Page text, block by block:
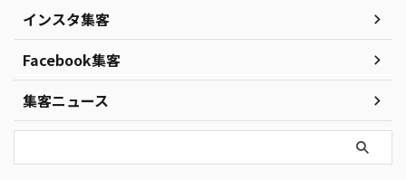
インスタ集客
Facebook集客
集客ニュース